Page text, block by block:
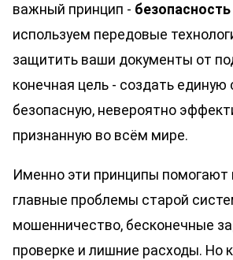
важный принцип -
используем передовые
защитить ваши документы от
конечная цель - создать единую
безопасную, невероятно
признанную во всём мире.
Именно эти принципы
главные проблемы старой
мошенничество, бесконечные
проверке и лишние расходы. Но